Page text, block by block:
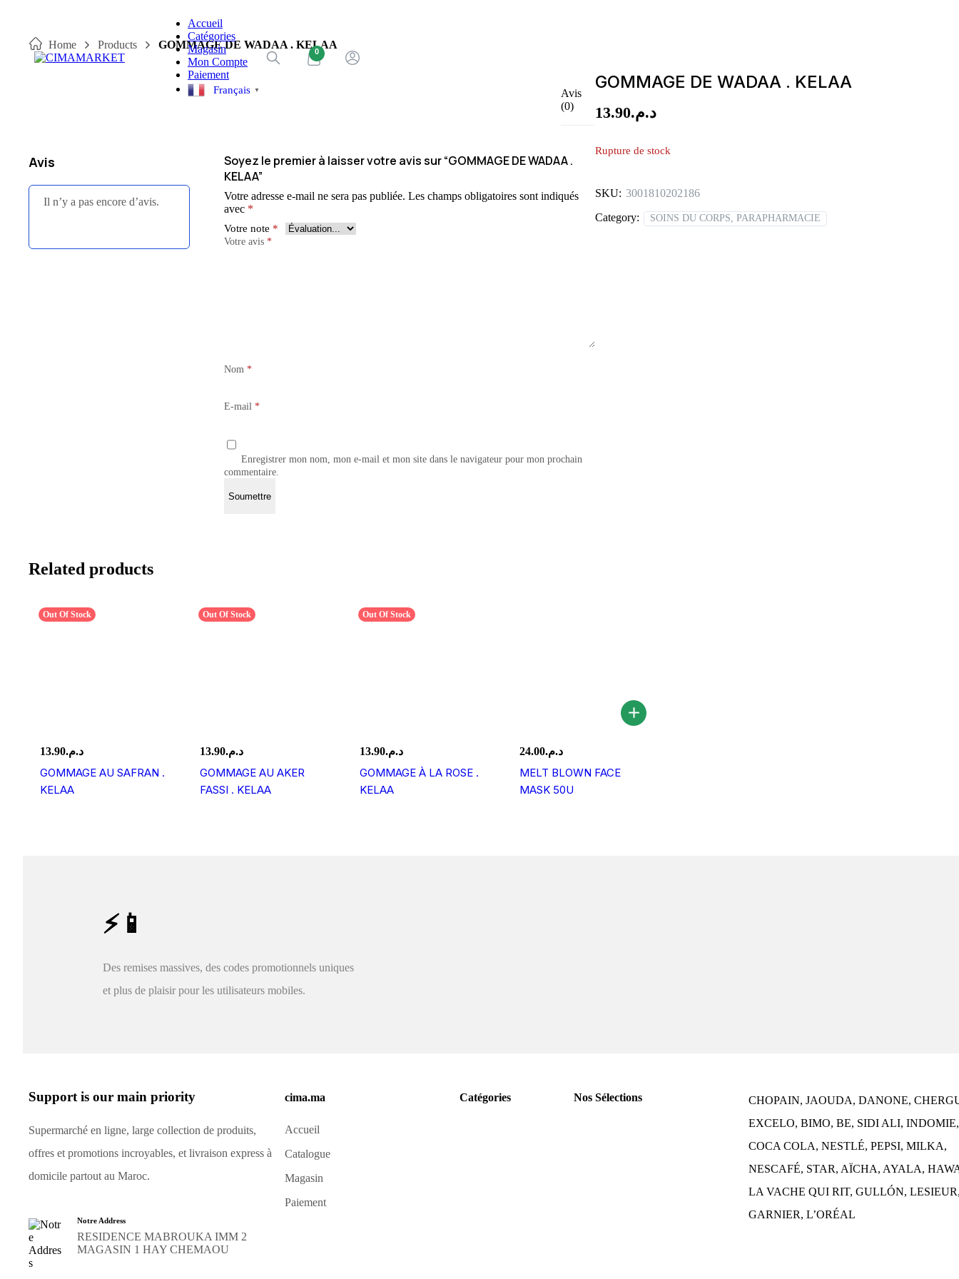
content
Accueil
Catégories
Magasin
Mon Compte
Paiement
Français ▼
0
Home Products GOMMAGE DE WADAA . KELAA
GOMMAGE DE WADAA . KELAA
د.م.13.90
Rupture de stock
SKU: 3001810202186
Category:
SOINS DU CORPS, PARAPHARMACIE
Avis
(0)
Avis
Il n’y a pas encore d’avis.
Soyez le premier à laisser votre avis sur “GOMMAGE DE WADAA .
KELAA”
Votre adresse e-mail ne sera pas publiée. Les champs obligatoires sont indiqués
avec *
Votre note *
Votre avis*
Nom*
E-mail*
Enregistrer mon nom, mon e-mail et mon site dans le navigateur pour mon prochain
commentaire.
Related products
Out Of Stock
د.م.13.90
GOMMAGE AU SAFRAN .
KELAA
Out Of Stock
د.م.13.90
GOMMAGE AU AKER
FASSI . KELAA
Out Of Stock
د.م.13.90
GOMMAGE À LA ROSE .
KELAA
د.م.24.00
MELT BLOWN FACE
MASK 50U
⚡📱
Des remises massives, des codes promotionnels uniques
et plus de plaisir pour les utilisateurs mobiles.
Support is our main priority
Supermarché en ligne, large collection de produits,
offres et promotions incroyables, et livraison express à
domicile partout au Maroc.
Notre Address
RESIDENCE MABROUKA IMM 2
MAGASIN 1 HAY CHEMAOU
cima.ma
Accueil
Catalogue
Magasin
Paiement
Catégories Nos Sélections
CHOPAIN, JAOUDA, DANONE,
EXCELO, BIMO, BE, SIDI ALI, INDOMIE,
COCA COLA, NESTLÉ, PEPSI, MILKA,
NESCAFÉ, STAR, AÏCHA, AYALA,
LA VACHE QUI RIT, GULLÓN,
GARNIER, L’ORÉAL